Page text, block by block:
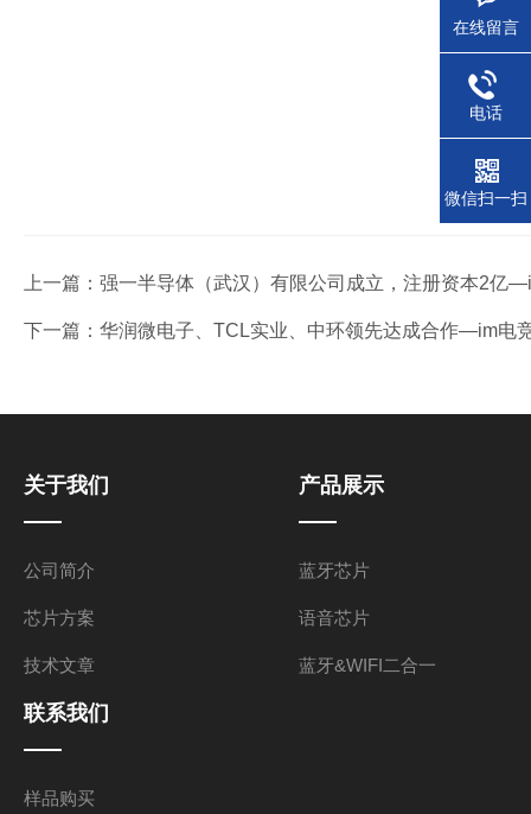
上一篇： 强一半导体（武汉）有限公司成立，注册资本2亿
下一篇： 华润微电子、TCL实业、中环领先达成合作—im电
关于我们
公司简介
芯片方案
技术文章
产品展示
蓝牙芯片
语音芯片
蓝牙&WIFI二合一
联系我们
样品购买
在线留言
电话
微信扫一扫